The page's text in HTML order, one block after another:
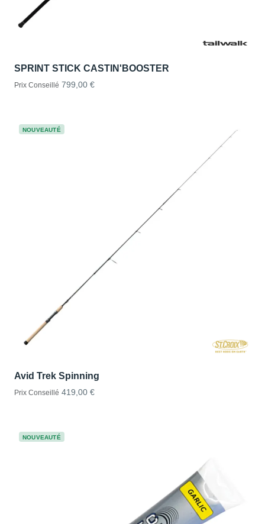
SPRINT STICK CASTIN'BOOSTER
Prix Conseillé 799,00 €
NOUVEAUTÉ
Avid Trek Spinning
Prix Conseillé 419,00 €
NOUVEAUTÉ